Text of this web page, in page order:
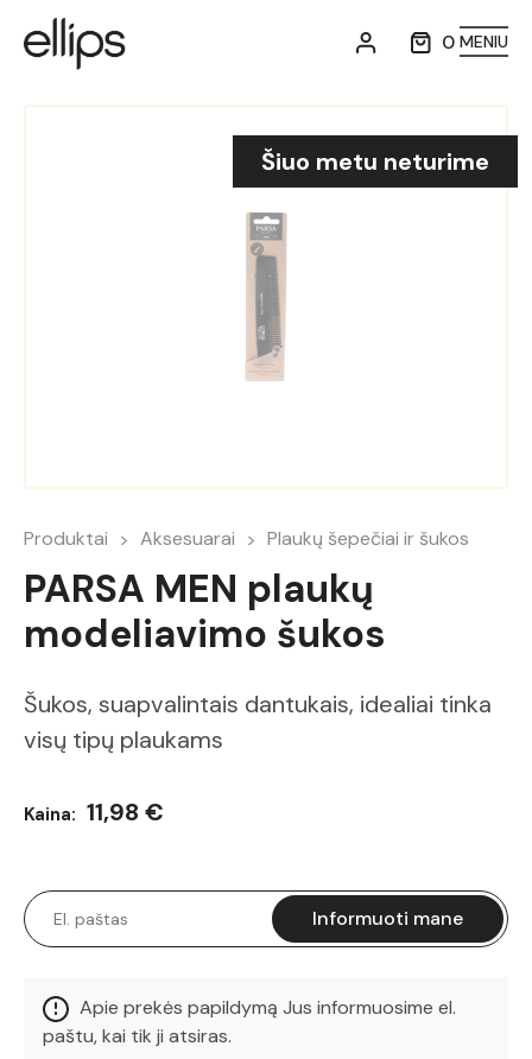
0 MENIU
Šiuo metu neturime
Produktai Aksesuarai Plaukų šepečiai ir šukos
PARSA MEN plaukų
modeliavimo šukos
Šukos, suapvalintais dantukais, idealiai tinka
visų tipų plaukams
Kaina: 11,98 €
Informuoti mane
Apie prekės papildymą Jus informuosime el.
paštu, kai tik ji atsiras.